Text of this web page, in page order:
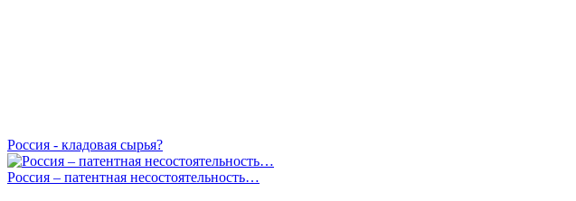
Россия - кладовая сырья?
Россия – патентная несостоятельность…